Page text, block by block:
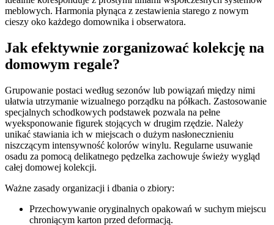
meblowych. Harmonia płynąca z zestawienia starego z nowym
cieszy oko każdego domownika i obserwatora.
Jak efektywnie zorganizować kolekcję na
domowym regale?
Grupowanie postaci według sezonów lub powiązań między nimi
ułatwia utrzymanie wizualnego porządku na półkach. Zastosowanie
specjalnych schodkowych podstawek pozwala na pełne
wyeksponowanie figurek stojących w drugim rzędzie. Należy
unikać stawiania ich w miejscach o dużym nasłonecznieniu
niszczącym intensywność kolorów winylu. Regularne usuwanie
osadu za pomocą delikatnego pędzelka zachowuje świeży wygląd
całej domowej kolekcji.
Ważne zasady organizacji i dbania o zbiory:
Przechowywanie oryginalnych opakowań w suchym miejscu
chroniącym karton przed deformacją.